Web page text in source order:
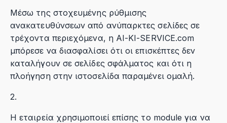
Μέσω της στοχευμένης ρύθμισης
ανακατευθύνσεων από ανύπαρκτες σελίδες σε
τρέχοντα περιεχόμενα, η AI-KI-SERVICE.com
μπόρεσε να διασφαλίσει ότι οι επισκέπτες δεν
καταλήγουν σε σελίδες σφάλματος και ότι η
πλοήγηση στην ιστοσελίδα παραμένει ομαλή.
2.
Η εταιρεία χρησιμοποιεί επίσης το module για να